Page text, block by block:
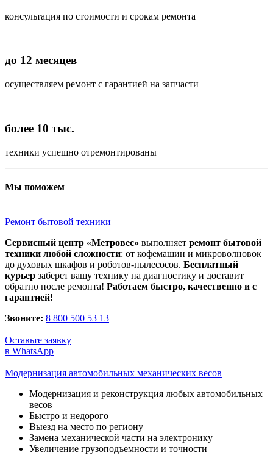
консультация по стоимости и срокам ремонта
до 12 месяцев
осуществляем ремонт с гарантией на запчасти
более 10 тыс.
техники успешно отремонтированы
Мы поможем
Ремонт бытовой техники
Сервисный центр «Метровес» выполняет ремонт бытовой
техники любой сложности: от кофемашин и микроволновок
до духовых шкафов и роботов-пылесосов. Бесплатный
курьер заберет вашу технику на диагностику и доставит
обратно после ремонта! Работаем быстро, качественно и с
гарантией!
Звоните: 8 800 500 53 13
Оставьте заявку
в WhatsApp
Модернизация автомобильных механических весов
Модернизация и реконструкция любых автомобильных
весов
Быстро и недорого
Выезд на место по региону
Замена механической части на электронику
Увеличение грузоподъемности и точности